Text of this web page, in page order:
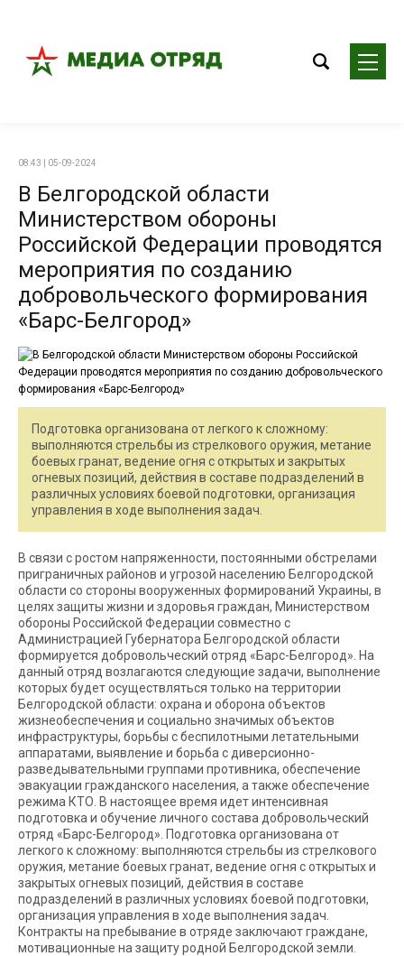
08:43 | 05-09-2024
В Белгородской области
Министерством обороны
Российской Федерации проводятся
мероприятия по созданию
добровольческого формирования
«Барс-Белгород»
Подготовка организована от легкого к сложному:
выполняются стрельбы из стрелкового оружия, метание
боевых гранат, ведение огня с открытых и закрытых
огневых позиций, действия в составе подразделений в
различных условиях боевой подготовки, организация
управления в ходе выполнения задач.
В связи с ростом напряженности, постоянными обстрелами
приграничных районов и угрозой населению Белгородской
области со стороны вооруженных формирований Украины, в
целях защиты жизни и здоровья граждан, Министерством
обороны Российской Федерации совместно с
Администрацией Губернатора Белгородской области
формируется добровольческий отряд «Барс-Белгород». На
данный отряд возлагаются следующие задачи, выполнение
которых будет осуществляться только на территории
Белгородской области: охрана и оборона объектов
жизнеобеспечения и социально значимых объектов
инфраструктуры, борьбы с беспилотными летательными
аппаратами, выявление и борьба с диверсионно-
разведывательными группами противника, обеспечение
эвакуации гражданского населения, а также обеспечение
режима КТО. В настоящее время идет интенсивная
подготовка и обучение личного состава добровольческий
отряд «Барс-Белгород». Подготовка организована от
легкого к сложному: выполняются стрельбы из стрелкового
оружия, метание боевых гранат, ведение огня с открытых и
закрытых огневых позиций, действия в составе
подразделений в различных условиях боевой подготовки,
организация управления в ходе выполнения задач.
Контракты на пребывание в отряде заключают граждане,
мотивационные на защиту родной Белгородской земли.